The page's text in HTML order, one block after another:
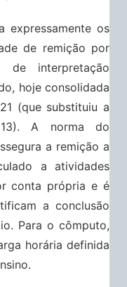
expressamente os
de remição por
de interpretação
hoje consolidada
(que substituiu a
A norma do
a remição a
a atividades
conta própria e é
a conclusão
Para o cômputo,
horária definida